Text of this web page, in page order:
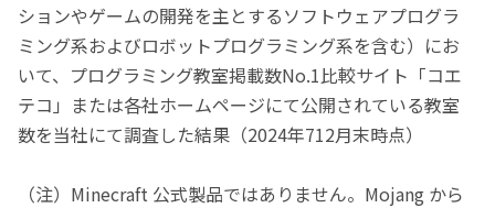
ションやゲームの開発を主とするソフトウェアプログラ
ミング系およびロボットプログラミング系を含む）にお
いて、プログラミング教室掲載数No.1比較サイト「コエ
テコ」または各社ホームページにて公開されている教室
数を当社にて調査した結果（2024年712月末時点）
（注）Minecraft 公式製品ではありません。Mojang から